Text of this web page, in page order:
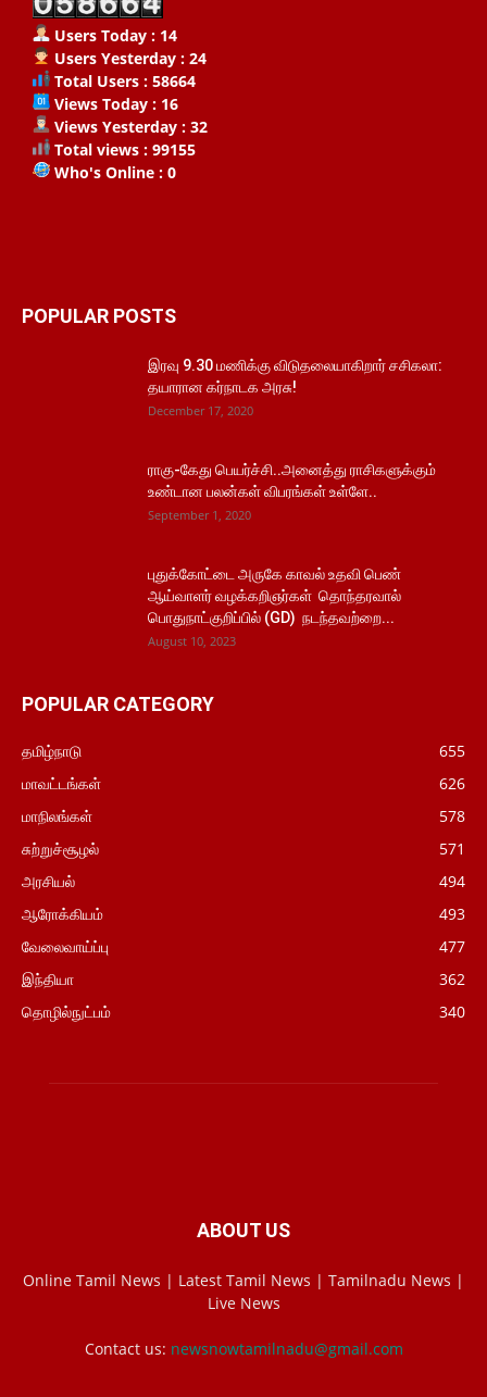
Users Today : 14
Users Yesterday : 24
Total Users : 58664
Views Today : 16
Views Yesterday : 32
Total views : 99155
Who's Online : 0
POPULAR POSTS
இரவு 9.30 மணிக்கு விடுதலையாகிறார் சசிகலா:
தயாரான கர்நாடக அரசு!
December 17, 2020
ராகு-கேது பெயர்ச்சி..அனைத்து ராசிகளுக்கும்
உண்டான பலன்கள் விபரங்கள் உள்ளே..
September 1, 2020
புதுக்கோட்டை அருகே காவல் உதவி பெண்
ஆய்வாளர் வழக்கறிஞர்கள் தொந்தரவால்
பொதுநாட்குறிப்பில் (GD) நடந்தவற்றை...
August 10, 2023
POPULAR CATEGORY
தமிழ்நாடு
655
மாவட்டங்கள்
626
மாநிலங்கள்
578
சுற்றுச்சூழல்
571
அரசியல்
494
ஆரோக்கியம்
493
வேலைவாய்ப்பு
477
இந்தியா
362
தொழில்நுட்பம்
340
ABOUT US
Online Tamil News | Latest Tamil News | Tamilnadu News |
Live News
Contact us: newsnowtamilnadu@gmail.com